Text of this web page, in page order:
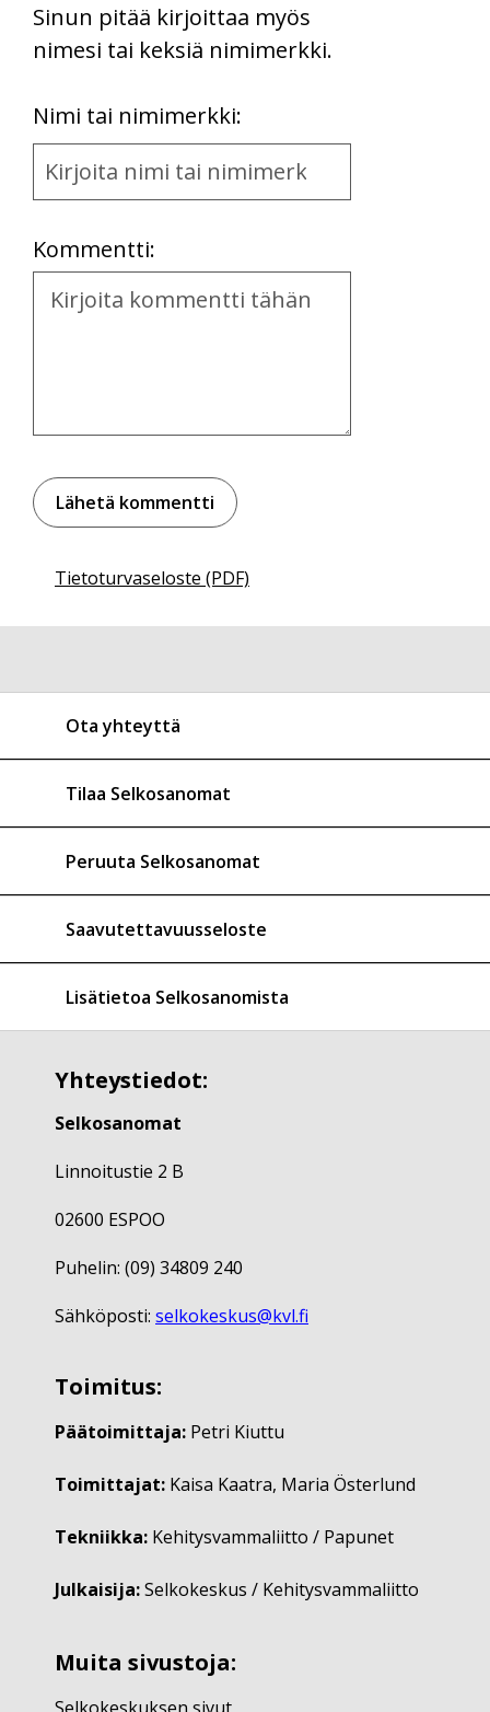
Sinun pitää kirjoittaa myös
nimesi tai keksiä nimimerkki.
Nimi tai nimimerkki:
Name
and
Kommentti:
Kommentti
Tietoturvaseloste (PDF)
Ota yhteyttä
Tilaa Selkosanomat
Peruuta Selkosanomat
Saavutettavuusseloste
Lisätietoa Selkosanomista
Yhteystiedot:
Selkosanomat
Linnoitustie 2 B
02600 ESPOO
Puhelin: (09) 34809 240
Sähköposti: selkokeskus@kvl.fi
Toimitus:
Päätoimittaja: Petri Kiuttu
Toimittajat: Kaisa Kaatra, Maria Österlund
Tekniikka: Kehitysvammaliitto / Papunet
Julkaisija:Selkokeskus / Kehitysvammaliitto
Muita sivustoja: